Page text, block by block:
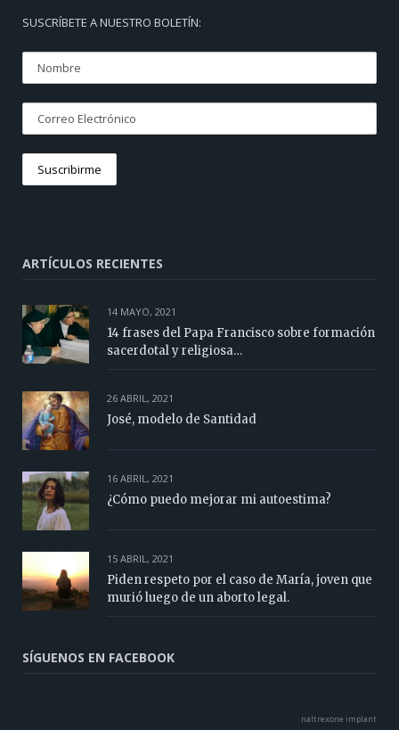
SUSCRÍBETE A NUESTRO BOLETÍN:
ARTÍCULOS RECIENTES
14 MAYO, 2021
14 frases del Papa Francisco sobre formación
sacerdotal y religiosa…
26 ABRIL, 2021
José, modelo de Santidad
16 ABRIL, 2021
¿Cómo puedo mejorar mi autoestima?
15 ABRIL, 2021
Piden respeto por el caso de María, joven que
murió luego de un aborto legal.
SÍGUENOS EN FACEBOOK
naltrexone implant